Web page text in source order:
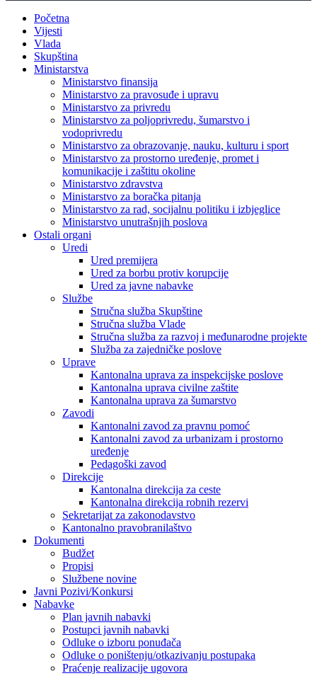
Početna
Vijesti
Vlada
Skupština
Ministarstva
Ministarstvo finansija
Ministarstvo za pravosuđe i upravu
Ministarstvo za privredu
Ministarstvo za poljoprivredu, šumarstvo i
vodoprivredu
Ministarstvo za obrazovanje, nauku, kulturu i sport
Ministarstvo za prostorno uređenje, promet i
komunikacije i zaštitu okoline
Ministarstvo zdravstva
Ministarstvo za boračka pitanja
Ministarstvo za rad, socijalnu politiku i izbjeglice
Ministarstvo unutrašnjih poslova
Ostali organi
Uredi
Ured premijera
Ured za borbu protiv korupcije
Ured za javne nabavke
Službe
Stručna služba Skupštine
Stručna služba Vlade
Stručna služba za razvoj i međunarodne projekte
Služba za zajedničke poslove
Uprave
Kantonalna uprava za inspekcijske poslove
Kantonalna uprava civilne zaštite
Kantonalna uprava za šumarstvo
Zavodi
Kantonalni zavod za pravnu pomoć
Kantonalni zavod za urbanizam i prostorno
uređenje
Pedagoški zavod
Direkcije
Kantonalna direkcija za ceste
Kantonalna direkcija robnih rezervi
Sekretarijat za zakonodavstvo
Kantonalno pravobranilaštvo
Dokumenti
Budžet
Propisi
Službene novine
Javni Pozivi/Konkursi
Nabavke
Plan javnih nabavki
Postupci javnih nabavki
Odluke o izboru ponuđača
Odluke o poništenju/otkazivanju postupaka
Praćenje realizacije ugovora